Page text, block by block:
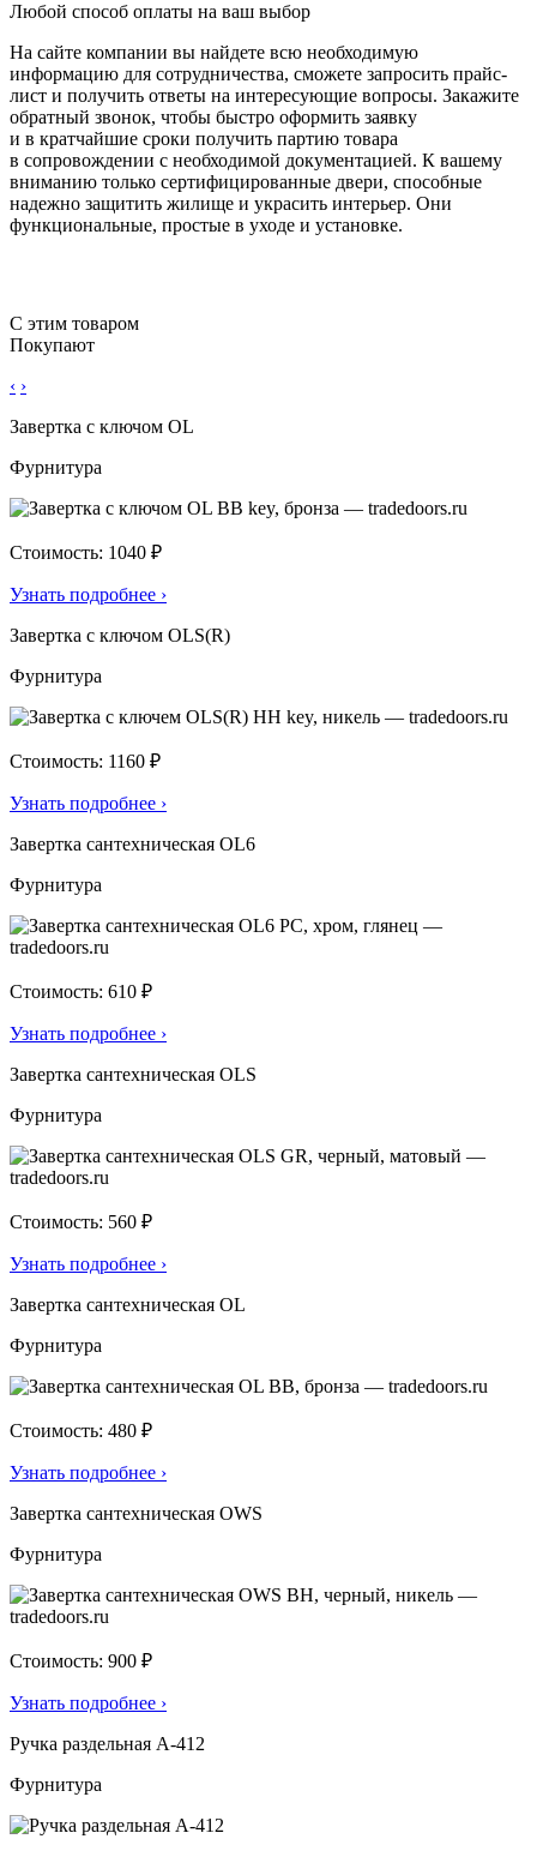
Любой способ оплаты на ваш выбор
На сайте компании вы найдете всю необходимую
информацию для сотрудничества, сможете запросить прайс-
лист и получить ответы на интересующие вопросы. Закажите
обратный звонок, чтобы быстро оформить заявку
и в кратчайшие сроки получить партию товара
в сопровождении с необходимой документацией. К вашему
вниманию только сертифицированные двери, способные
надежно защитить жилище и украсить интерьер. Они
функциональные, простые в уходе и установке.
С этим товаром
Покупают
‹ ›
Завертка с ключом OL
Фурнитура
Стоимость: 1040 ₽
Узнать подробнее ›
Завертка с ключом OLS(R)
Фурнитура
Стоимость: 1160 ₽
Узнать подробнее ›
Завертка сантехническая OL6
Фурнитура
Стоимость: 610 ₽
Узнать подробнее ›
Завертка сантехническая OLS
Фурнитура
Стоимость: 560 ₽
Узнать подробнее ›
Завертка сантехническая OL
Фурнитура
Стоимость: 480 ₽
Узнать подробнее ›
Завертка сантехническая OWS
Фурнитура
Стоимость: 900 ₽
Узнать подробнее ›
Ручка раздельная А-412
Фурнитура